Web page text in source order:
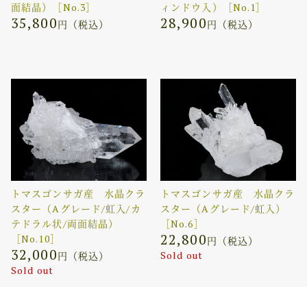
面結晶）［No.3］
35,800円（税込）
ィンドウ入）［No.1］
28,900円（税込）
トマスゴンサガ産 水晶クラ
スター（Aグレード/虹入/カ
テドラル状/両面結晶）
［No.10］
32,000円（税込）
Sold out
トマスゴンサガ産 水晶クラ
スター（Aグレード/虹入）
［No.6］
22,800円（税込）
Sold out